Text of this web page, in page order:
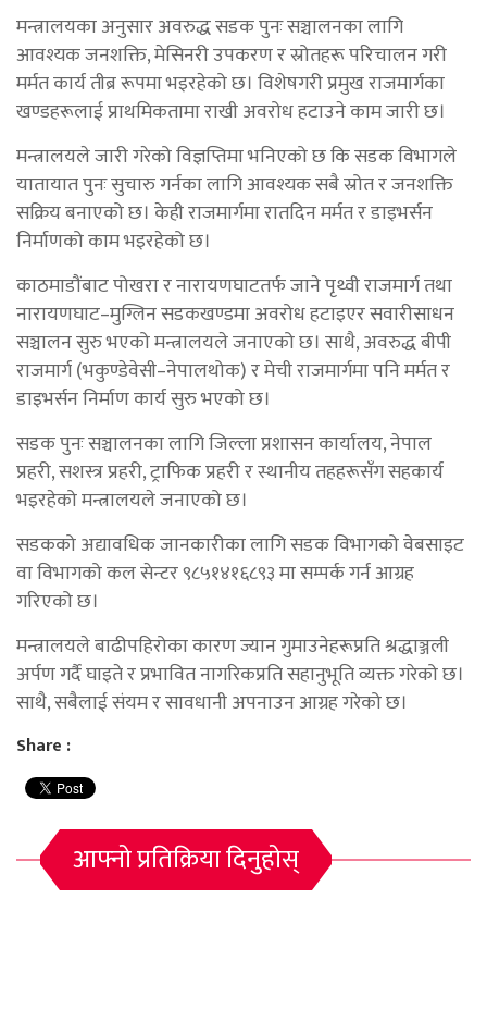
मन्त्रालयका अनुसार अवरुद्ध सडक पुनः सञ्चालनका लागि
आवश्यक जनशक्ति, मेसिनरी उपकरण र स्रोतहरू परिचालन गरी
मर्मत कार्य तीब्र रूपमा भइरहेको छ। विशेषगरी प्रमुख राजमार्गका
खण्डहरूलाई प्राथमिकतामा राखी अवरोध हटाउने काम जारी छ।
मन्त्रालयले जारी गरेको विज्ञप्तिमा भनिएको छ कि सडक विभागले
यातायात पुनः सुचारु गर्नका लागि आवश्यक सबै स्रोत र जनशक्ति
सक्रिय बनाएको छ। केही राजमार्गमा रातदिन मर्मत र डाइभर्सन
निर्माणको काम भइरहेको छ।
काठमाडौंबाट पोखरा र नारायणघाटतर्फ जाने पृथ्वी राजमार्ग तथा
नारायणघाट–मुग्लिन सडकखण्डमा अवरोध हटाइएर सवारीसाधन
सञ्चालन सुरु भएको मन्त्रालयले जनाएको छ। साथै, अवरुद्ध बीपी
राजमार्ग (भकुण्डेवेसी–नेपालथोक) र मेची राजमार्गमा पनि मर्मत र
डाइभर्सन निर्माण कार्य सुरु भएको छ।
सडक पुनः सञ्चालनका लागि जिल्ला प्रशासन कार्यालय, नेपाल
प्रहरी, सशस्त्र प्रहरी, ट्राफिक प्रहरी र स्थानीय तहहरूसँग सहकार्य
भइरहेको मन्त्रालयले जनाएको छ।
सडकको अद्यावधिक जानकारीका लागि सडक विभागको वेबसाइट
वा विभागको कल सेन्टर ९८५१४१६८९३ मा सम्पर्क गर्न आग्रह
गरिएको छ।
मन्त्रालयले बाढीपहिरोका कारण ज्यान गुमाउनेहरूप्रति श्रद्धाञ्जली
अर्पण गर्दै घाइते र प्रभावित नागरिकप्रति सहानुभूति व्यक्त गरेको छ।
साथै, सबैलाई संयम र सावधानी अपनाउन आग्रह गरेको छ।
Share :
आफ्नो प्रतिक्रिया दिनुहोस्